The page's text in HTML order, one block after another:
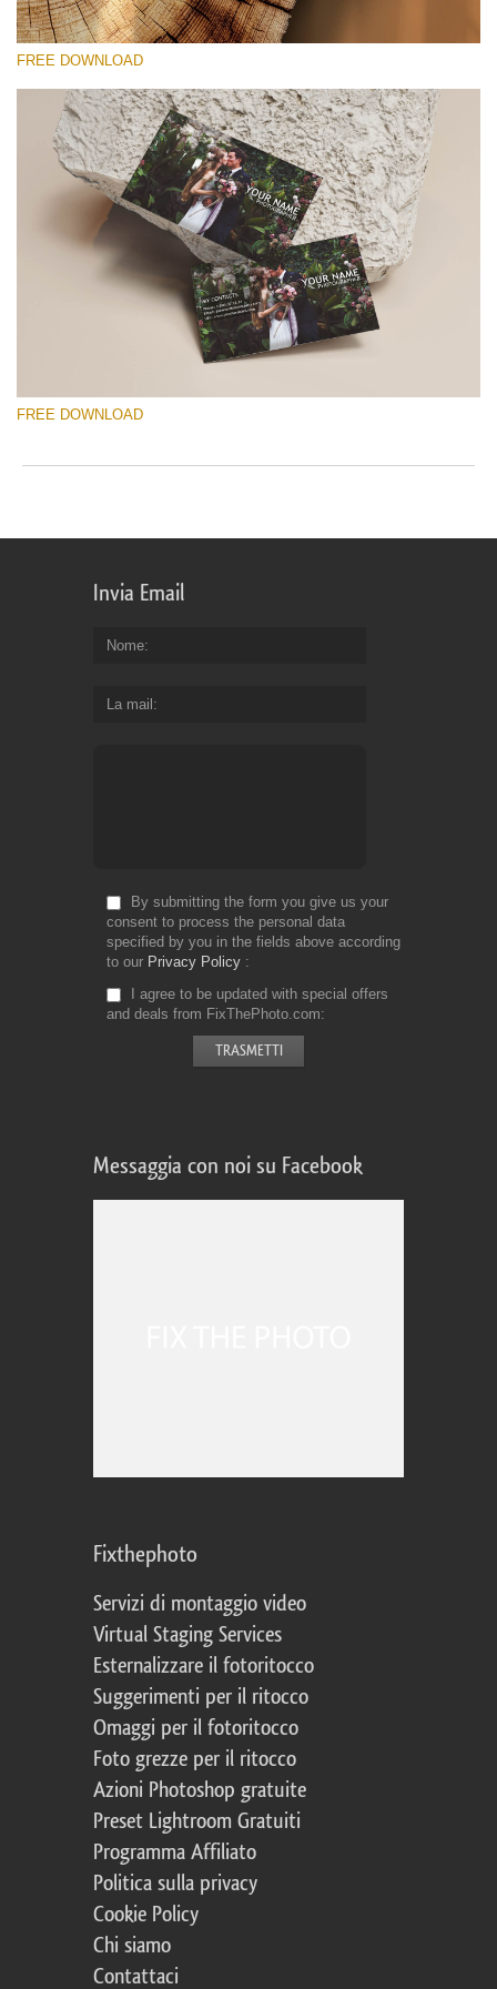
Si prega di Selezionare
Free Template #57
Marketing Templates Photography
Download Gratuito
FREE DOWNLOAD
FREE DOWNLOAD
Invia Email
Nome
La mail
By submitting the form you give us your
consent to process the personal data
specified by you in the fields above according
to our Privacy Policy
I agree to be updated with special offers
and deals from FixThePhoto.com
Messaggia con noi su Facebook
Fixthephoto
Servizi di montaggio video
Virtual Staging Services
Esternalizzare il fotoritocco
Suggerimenti per il ritocco
Omaggi per il fotoritocco
Foto grezze per il ritocco
Azioni Photoshop gratuite
Preset Lightroom Gratuiti
Programma Affiliato
Politica sulla privacy
Cookie Policy
Chi siamo
Contattaci